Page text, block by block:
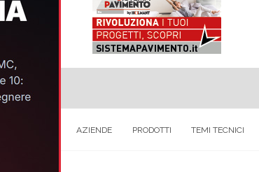
AZIENDE PRODOTTI TEMI TECNICI